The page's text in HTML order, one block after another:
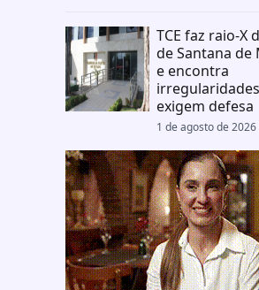
TCE faz raio-X
de Santana de
e encontra
exigem defesa
1 de agosto de 2026